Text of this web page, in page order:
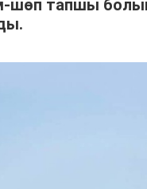
тапшы